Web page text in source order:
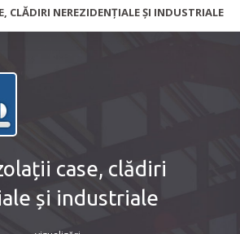
CLĂDIRI NEREZIDENȚIALE ȘI INDUSTRIALE
case, clădiri
și industriale